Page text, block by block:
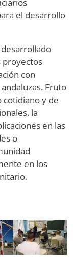
el desarrollo
proyectos
con
Fruto
cotidiano y de
la
en las
o
en los